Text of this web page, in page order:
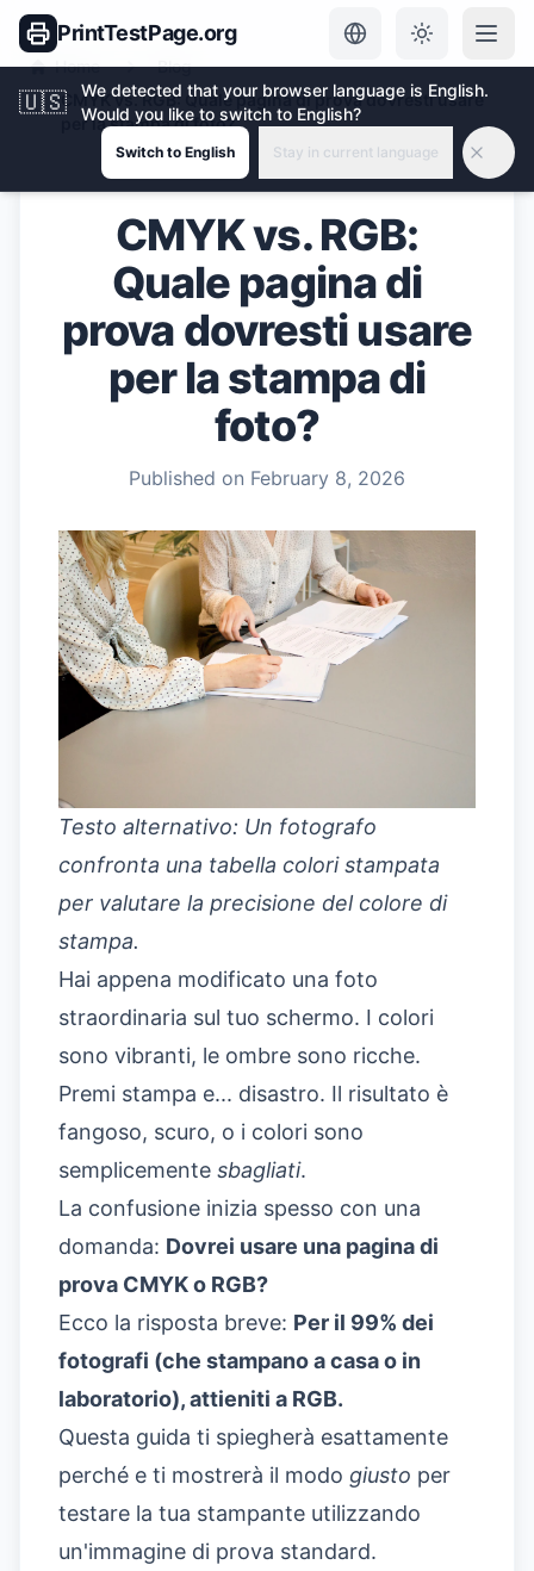
PrintTestPage.org
🇺🇸
We detected that your browser language is English.
Would you like to switch to English?
Switch to English Stay in current language
Home
Blog
CMYK vs. RGB: Quale pagina di prova dovresti usare
per la stampa di foto?
CMYK vs. RGB:
Quale pagina di
prova dovresti usare
per la stampa di
foto?
Published on February 8, 2026
Testo alternativo: Un fotografo
confronta una tabella colori stampata
per valutare la precisione del colore di
stampa.
Hai appena modificato una foto
straordinaria sul tuo schermo. I colori
sono vibranti, le ombre sono ricche.
Premi stampa e... disastro. Il risultato è
fangoso, scuro, o i colori sono
semplicemente sbagliati.
La confusione inizia spesso con una
domanda: Dovrei usare una pagina di
prova CMYK o RGB?
Ecco la risposta breve: Per il 99% dei
fotografi (che stampano a casa o in
laboratorio), attieniti a RGB.
Questa guida ti spiegherà esattamente
perché e ti mostrerà il modo giusto per
testare la tua stampante utilizzando
un'immagine di prova standard.